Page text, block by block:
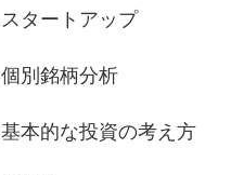
スタートアップ
個別銘柄分析
基本的な投資の考え方